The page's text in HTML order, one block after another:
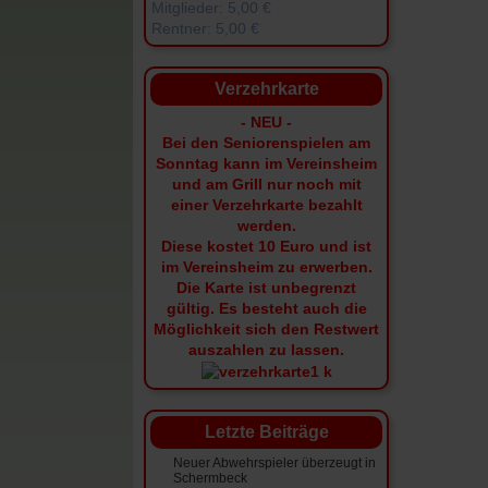
Mitglieder: 5,00 €
Rentner: 5,00 €
Verzehrkarte
- NEU -
Bei den Seniorenspielen am
Sonntag kann im Vereinsheim
und am Grill nur noch mit
einer Verzehrkarte bezahlt
werden.
Diese kostet 10 Euro und ist
im Vereinsheim zu erwerben.
Die Karte ist unbegrenzt
gültig. Es besteht auch die
Möglichkeit sich den Restwert
auszahlen zu lassen.
Letzte Beiträge
Neuer Abwehrspieler überzeugt in
Schermbeck